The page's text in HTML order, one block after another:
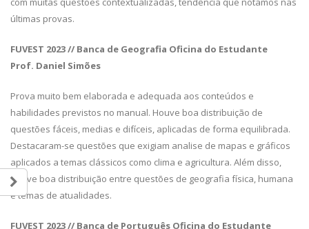
últimas provas.
FUVEST 2023 // Banca de Geografia Oficina do Estudante
Prof. Daniel Simões
Prova muito bem elaborada e adequada aos conteúdos e
habilidades previstos no manual. Houve boa distribuição de
questões fáceis, medias e difíceis, aplicadas de forma equilibrada.
Destacaram-se questões que exigiam analise de mapas e gráficos
aplicados a temas clássicos como clima e agricultura. Além disso,
houve boa distribuição entre questões de geografia física, humana
e temas de atualidades.
FUVEST 2023 // Banca de Português Oficina do Estudante